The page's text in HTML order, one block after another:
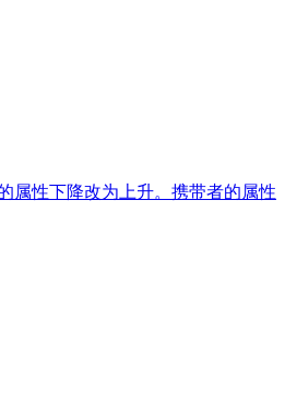
属性下降改为上升。携带者的属性